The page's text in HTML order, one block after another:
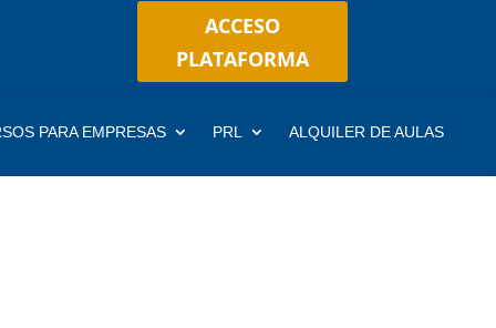
ACCESO
PLATAFORMA
ACCESO
PLATAFORMA
PARA EMPRESAS PRL ALQUILER DE AULAS